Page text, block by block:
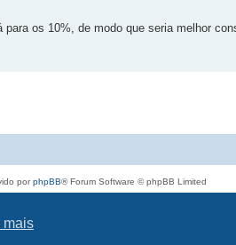
mais
os 10%, de modo que seria melhor
porphpBB® Forum Software © phpBB Limited